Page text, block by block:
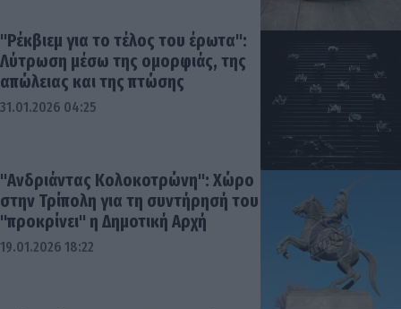
"Ρέκβιεμ για το τέλος του έρωτα":
Λύτρωση μέσω της ομορφιάς, της
απώλειας και της πτώσης
31.01.2026 04:25
"Ανδριάντας Κολοκοτρώνη": Χώρο
στην Τρίπολη για τη συντήρησή του
"προκρίνει" η Δημοτική Αρχή
19.01.2026 18:22